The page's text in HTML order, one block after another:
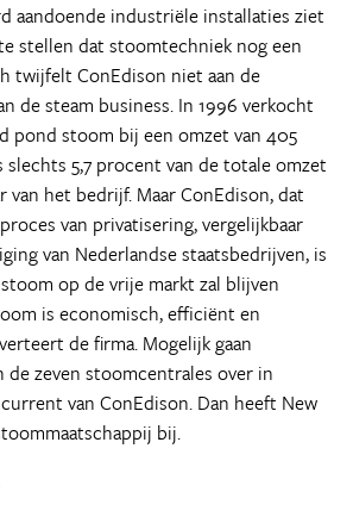
aandoende industriële installaties ziet
stellen dat stoomtechniek nog een
twijfelt ConEdison niet aan de
de steam business. In 1996 verkocht
pond stoom bij een omzet van 405
5,7 procent van de totale omzet
van het bedrijf. Maar ConEdison, dat
van privatisering, vergelijkbaar
van Nederlandse staatsbedrijven, is
op de vrije markt zal blijven
is economisch, efficiënt en
de firma. Mogelijk gaan
zeven stoomcentrales over in
van ConEdison. Dan heeft New
bij.